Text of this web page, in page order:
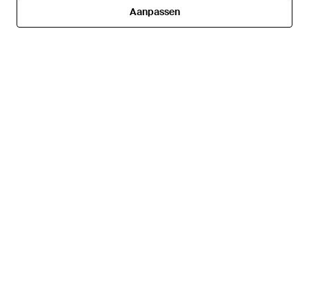
Aanpassen
Aanpassen
SALE
Van
SALE